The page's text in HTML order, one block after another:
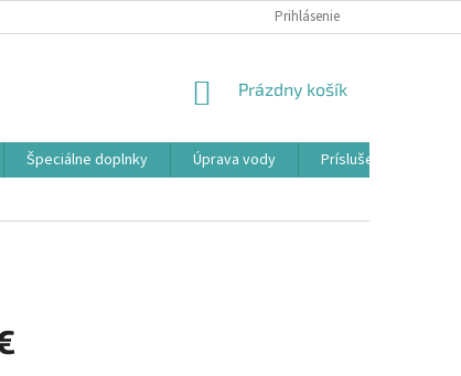
PODMIENKY OCHRANY OSOBNÝCH ÚDAJOVPrihlásenie
NÁKUPNÝ
Prázdny košík
Špeciálne doplnky Úprava vody Príslušenstvo